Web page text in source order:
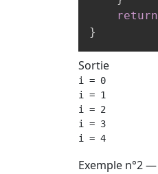
return
}
Sortie
i = 0
i = 1
i = 2
i = 3
i = 4
Exemple n°2